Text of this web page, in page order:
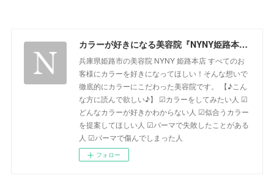
カラーが好きになる美容院『NYNY姫路本店』ブログ
兵庫県姫路市の美容院 NYNY 姫路本店 すべてのお
客様にカラーを好きになってほしい！そんな想いで
徹底的にカラーにこだわった美容院です。 【♪こん
な方に読んで欲しい♪】 ☑カラーをしてみたい人 ☑
どんなカラーが好きかわからない人 ☑似合うカラー
を提案してほしい人 ☑パーマで失敗したことがある
人 ☑パーマで傷んでしまった人
フォロー